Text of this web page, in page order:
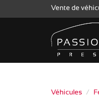
Vente de
Véhicules